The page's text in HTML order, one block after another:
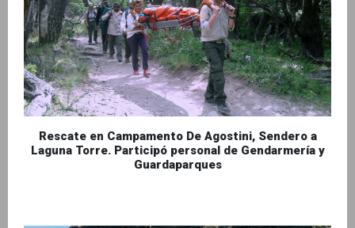
Rescate en Campamento De Agostini, Sendero a
Laguna Torre. Participó personal de Gendarmería y
Guardaparques